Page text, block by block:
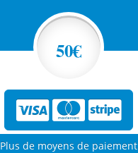
50€
Plus de moyens de paiement